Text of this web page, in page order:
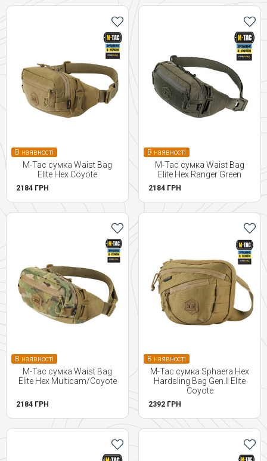
В наявності
M-Tac сумка Waist Bag
Elite Hex Coyote
2184 ГРН
В наявності
M-Tac сумка Waist Bag
Elite Hex Ranger Green
2184 ГРН
В наявності
M-Tac сумка Waist Bag
Elite Hex Multicam/Coyote
2184 ГРН
В наявності
M-Tac сумка Sphaera Hex
Hardsling Bag Gen.II Elite
Coyote
2392 ГРН